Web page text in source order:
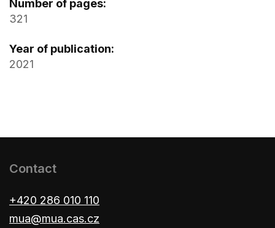
Number of pages:
321
Year of publication:
2021
Contact
+420 286 010 110
mua@mua.cas.cz